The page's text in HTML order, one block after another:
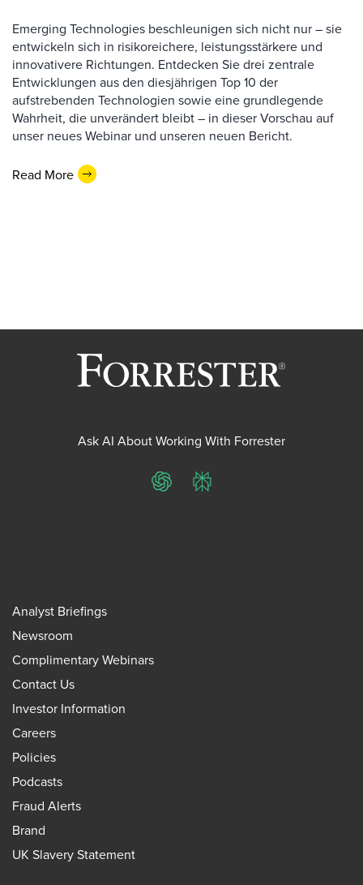
Emerging Technologies beschleunigen sich nicht nur – sie
entwickeln sich in risikoreichere, leistungsstärkere und
innovativere Richtungen. Entdecken Sie drei zentrale
Entwicklungen aus den diesjährigen Top 10 der
aufstrebenden Technologien sowie eine grundlegende
Wahrheit, die unverändert bleibt – in dieser Vorschau auf
unser neues Webinar und unseren neuen Bericht.
Read More
Ask AI About Working With Forrester
ChatGPTPerplexity
Analyst Briefings
Newsroom
Complimentary Webinars
Contact Us
Investor Information
Careers
Policies
Podcasts
Fraud Alerts
Brand
UK Slavery Statement